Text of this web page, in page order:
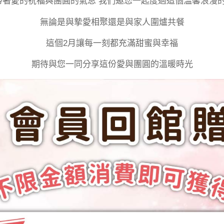
無論是與摯愛相聚還是與家人圍爐共餐
這個2月讓每一刻都充滿甜蜜與幸福
期待與您一同分享這份愛與團圓的溫暖時光